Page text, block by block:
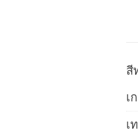
สี
เ
เ